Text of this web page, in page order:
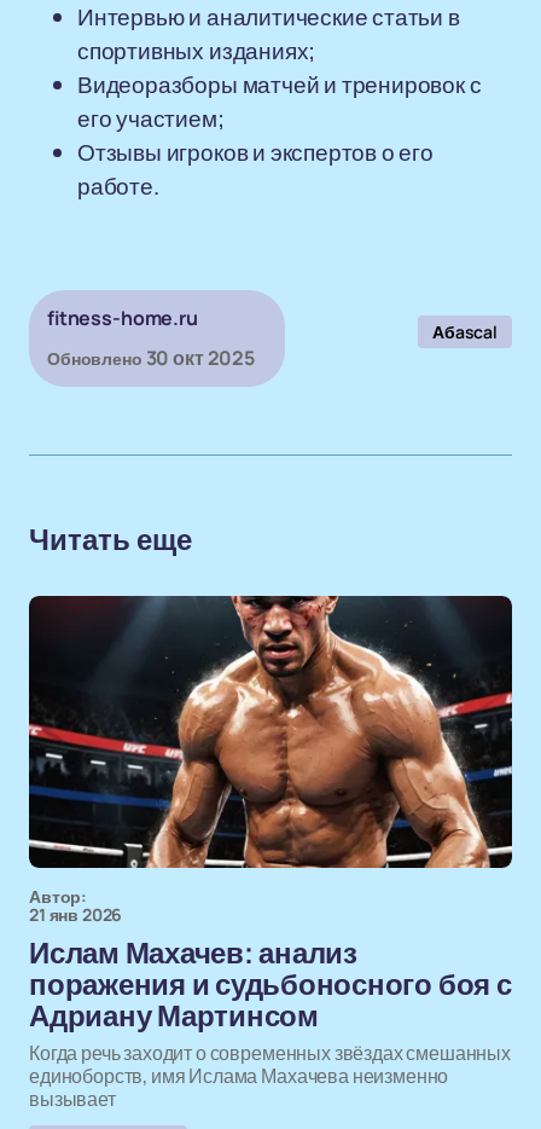
Интервью и аналитические статьи в
спортивных изданиях;
Видеоразборы матчей и тренировок с
его участием;
Отзывы игроков и экспертов о его
работе.
fitness-home.ru
Обновлено 30 окт 2025
Абascal
Читать еще
Автор:
21 янв 2026
Ислам Махачев: анализ
поражения и судьбоносного боя с
Адриану Мартинсом
Когда речь заходит о современных звёздах смешанных
единоборств, имя Ислама Махачева неизменно
вызывает